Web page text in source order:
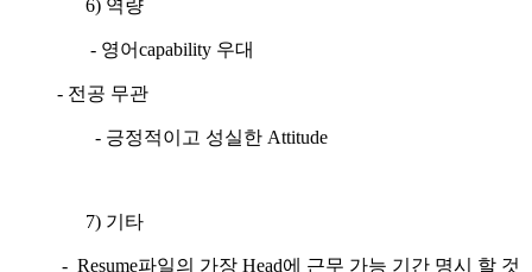
6) 역량
- 영어capability 우대
- 전공 무관
- 긍정적이고 성실한 Attitude
7) 기타
- Resume파일의 가장 Head에 근무 가능 기간 명시 할 것